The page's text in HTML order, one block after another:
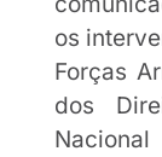
os
Forças
dos